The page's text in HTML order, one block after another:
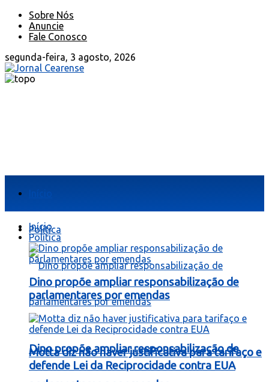
Sobre Nós
Anuncie
Fale Conosco
segunda-feira, 3 agosto, 2026
Política
Dino propõe ampliar responsabilização de
Início
Política
Dino propõe ampliar responsabilização de
parlamentares por emendas
Motta diz não haver justificativa para tarifaço e
defende Lei da Reciprocidade contra EUA